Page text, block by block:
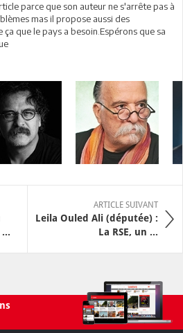
parce que son auteur ne s'arrête pas à
mas il propose aussi des
ça que le pays a besoin.Espérons que sa
ARTICLE SUIVANT
Leila Ouled Ali (députée) :
La RSE, un ...